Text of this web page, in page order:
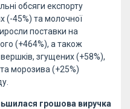
обсяги експорту
(-45%) та молочної
поставки на
(+464%), а також
згущених (+58%),
морозива (+25%)
грошова виручка